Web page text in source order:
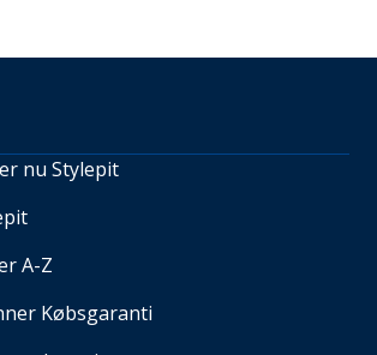
nu Stylepit
A-Z
Købsgaranti